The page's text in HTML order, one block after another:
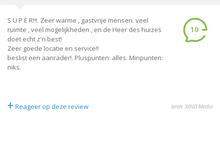
S U P E R!!!. Zeer warme , gastvrije mensen. veel
ruimte , veel mogelijkheden , en de Heer des huizes
doet echt z'n best!
Zeer goede locatie en service!!
beslist een aanrader!. Pluspunten: alles. Minpunten:
niks.
10
+ Reageer op deze review bron: XIND Media